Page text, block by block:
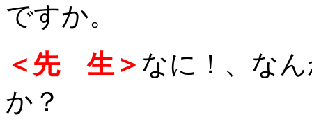
ですか。
＜先 生＞ なに！、な
か？